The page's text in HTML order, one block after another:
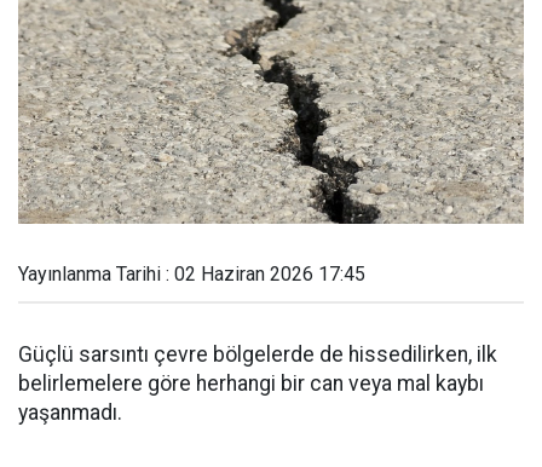
Yayınlanma Tarihi : 02 Haziran 2026 17:45
Güçlü sarsıntı çevre bölgelerde de hissedilirken, ilk
belirlemelere göre herhangi bir can veya mal kaybı
yaşanmadı.